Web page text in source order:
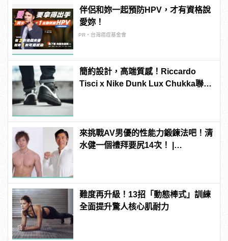
伴侶和妳一起預防HPV，才有資格說
愛妳！
PR・台灣癌症基金會
簡約設計，高端質感！Riccardo
Tisci x Nike Dunk Lux Chukka聯名
來挑戰AV男優的性能力鍛鍊法吧！清
水健一個禮拜要尻14次！ |
難度再升級！13招「動態棒式」訓練
全面提升驚人核心肌耐力